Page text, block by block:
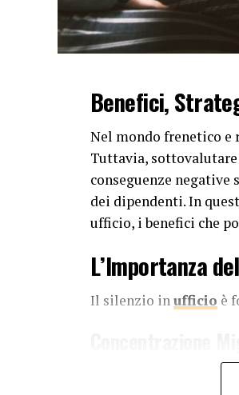
Benefici,
Nel mondo frenetico
Tuttavia,
conseguenze
dei dipendenti. In
ufficio, i benefici che
L’Importanza
Il silenzio inufficio è
Il rumore costante